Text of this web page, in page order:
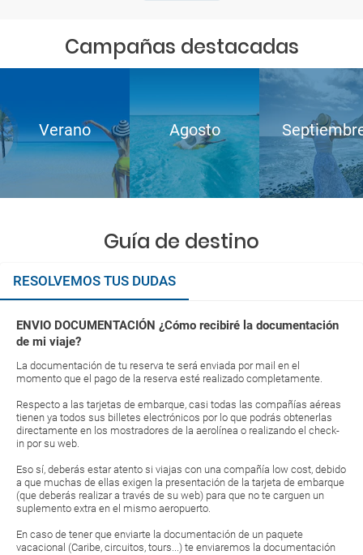
Campañas destacadas
Verano Agosto
Guía de destino
RESOLVEMOS TUS DUDAS
ENVIO DOCUMENTACIÓN ¿Cómo recibiré la documentación
de mi viaje?
La documentación de tu reserva te será enviada por mail en el
momento que el pago de la reserva esté realizado completamente.
Respecto a las tarjetas de embarque, casi todas las compañías aéreas
tienen ya todos sus billetes electrónicos por lo que podrás obtenerlas
directamente en los mostradores de la aerolínea o realizando el check-
in por su web.
Eso sí, deberás estar atento si viajas con una compañía low cost, debido
a que muchas de ellas exigen la presentación de la tarjeta de embarque
(que deberás realizar a través de su web) para que no te carguen un
suplemento extra en el mismo aeropuerto.
En caso de tener que enviarte la documentación de un paquete
vacacional (Caribe, circuitos, tours...) te enviaremos la documentación